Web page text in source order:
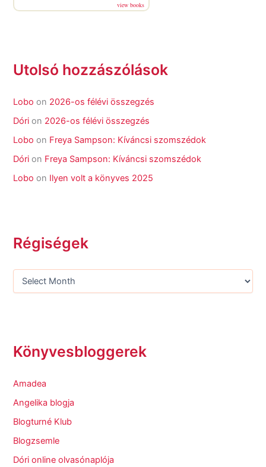
view books
Utolsó hozzászólások
Lobo on 2026-os félévi összegzés
Dóri on 2026-os félévi összegzés
Lobo on Freya Sampson: Kíváncsi szomszédok
Dóri on Freya Sampson: Kíváncsi szomszédok
Lobo on Ilyen volt a könyves 2025
Régiségek
Könyvesbloggerek
Amadea
Angelika blogja
Blogturné Klub
Blogzsemle
Dóri online olvasónaplója